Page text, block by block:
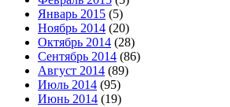
Январь 2015 (5)
Ноябрь 2014 (20)
Октябрь 2014 (28)
Сентябрь 2014 (86)
Август 2014 (89)
Июль 2014 (95)
Июнь 2014 (19)